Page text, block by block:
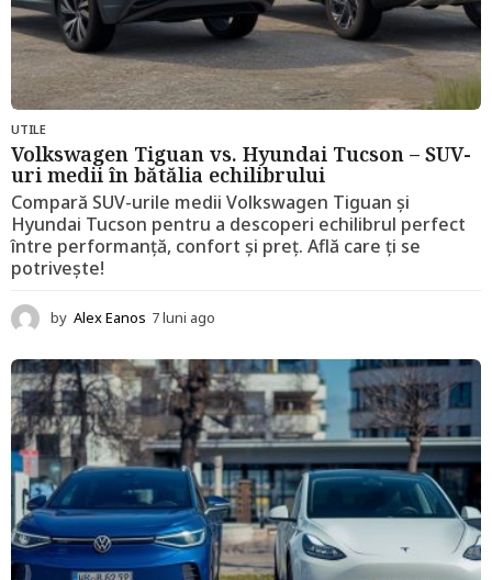
UTILE
Volkswagen Tiguan vs. Hyundai Tucson – SUV-
uri medii în bătălia echilibrului
Compară SUV-urile medii Volkswagen Tiguan și
Hyundai Tucson pentru a descoperi echilibrul perfect
între performanță, confort și preț. Află care ți se
potrivește!
by Alex Eanos 7 luni ago
l
u
n
i
a
g
o